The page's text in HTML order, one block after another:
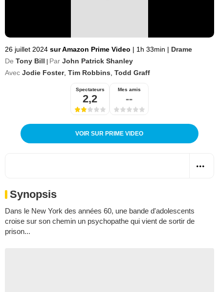
26 juillet 2024 sur Amazon Prime Video | 1h 33min | Drame
De Tony Bill Par John Patrick Shanley
Avec Jodie Foster, Tim Robbins Todd Graff
Spectateurs
2,2
Mes amis
--
VOIR SUR PRIME VIDEO
Synopsis
Dans le New York des années 60, une bande d'adolescents
croise sur son chemin un psychopathe qui vient de sortir de
prison...